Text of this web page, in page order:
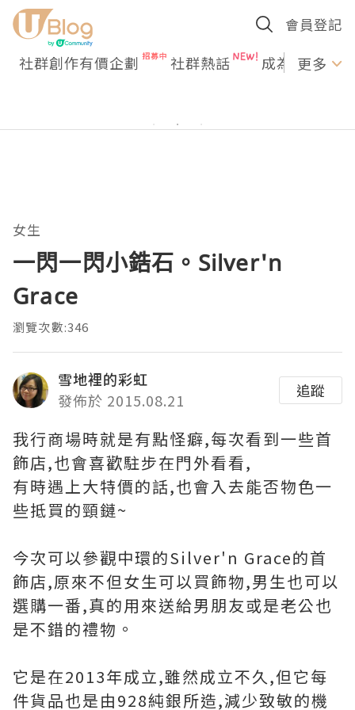
會員登記
社群創作有價企劃 社群熱話 成為U更多
女生
一閃一閃小鋯石。Silver'n
Grace
瀏覽次數:346
雪地裡的彩虹
發佈於 2015.08.21
追蹤
我行商場時就是有點怪癖,每次看到一些首
飾店,也會喜歡駐步在門外看看,
有時遇上大特價的話,也會入去能否物色一
些抵買的頸鏈~
今次可以參觀中環的Silver'n Grace的首
飾店,原來不但女生可以買飾物,男生也可以
選購一番,真的用來送給男朋友或是老公也
是不錯的禮物。
它是在2013年成立,雖然成立不久,但它每
件貨品也是由928純銀所造,減少致敏的機